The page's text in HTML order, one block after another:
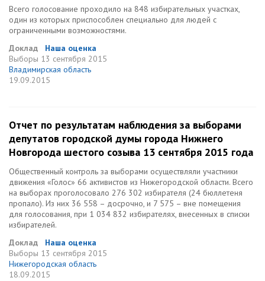
Всего голосование проходило на 848 избирательных участках,
один из которых приспособлен специально для людей с
ограниченными возможностями.
Доклад
Наша оценка
Выборы 13 сентября 2015
Владимирская область
19.09.2015
Отчет по результатам наблюдения за выборами
депутатов городской думы города Нижнего
Новгорода шестого созыва 13 сентября 2015 года
Общественный контроль за выборами осуществляли участники
движения «Голос» 66 активистов из Нижегородской области. Всего
на выборах проголосовало 276 302 избирателя (24 бюллетеня
пропало). Из них 36 558 – досрочно, и 7 575 – вне помещения
для голосования, при 1 034 832 избирателях, внесенных в списки
избирателей.
Доклад
Наша оценка
Выборы 13 сентября 2015
Нижегородская область
18.09.2015